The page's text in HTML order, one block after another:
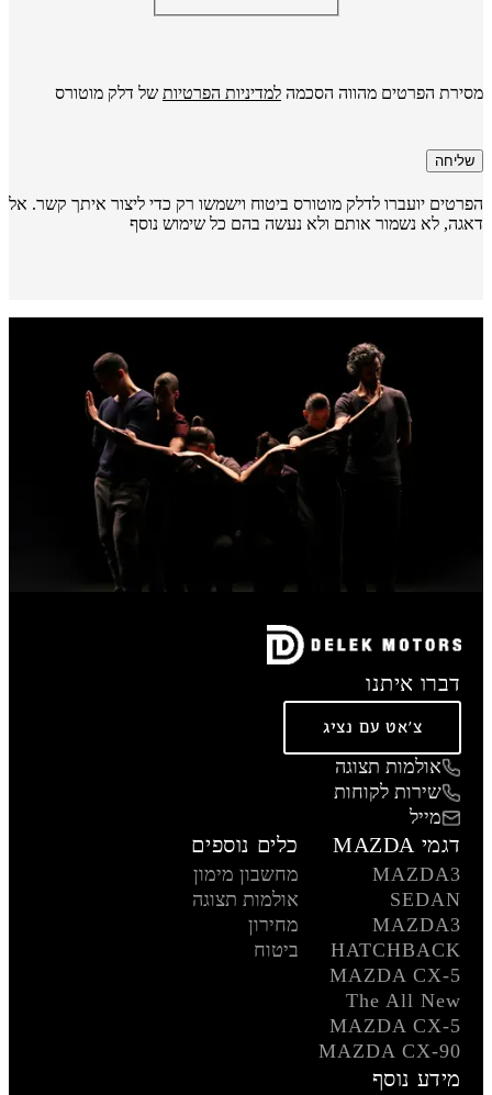
הפרטים מהווה הסכמה למדיניות הפרטיות של דלק מוטורס
שליחה
יועברו לדלק מוטורס ביטוח וישמשו רק כדי ליצור איתך קשר. אל
לא נשמור אותם ולא נעשה בהם כל שימוש נוסף
דברו איתנו
צ'אט עם נציג
אולמות תצוגה
שירות לקוחות
מייל
דגמי MAZDA
MAZDA3
SEDAN
MAZDA3
HATCHBACK
MAZDA CX-5
The All New
MAZDA CX-5
MAZDA CX-90
כלים נוספים
מחשבון מימון
אולמות תצוגה
מחירון
ביטוח
מידע נוסף